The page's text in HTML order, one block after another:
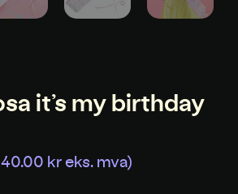
it’s my birthday
kreks. mva)